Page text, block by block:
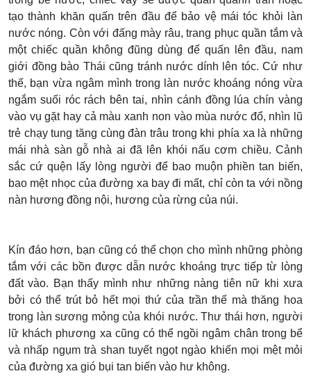
tạo thành khăn quấn trên đầu để bảo vệ mái tóc khỏi làn
nước nóng. Còn với đấng mày râu, trang phục quần tắm và
một chiếc quần không đũng dùng để quấn lên đầu, nam
giới đồng bào Thái cũng tránh nước dính lên tóc. Cứ như
thế, bạn vừa ngâm mình trong làn nước khoáng nóng vừa
ngắm suối róc rách bên tai, nhìn cánh đồng lúa chín vàng
vào vụ gặt hay cả màu xanh non vào mùa nước đổ, nhìn lũ
trẻ chạy tung tăng cùng đàn trâu trong khi phía xa là những
mái nhà sàn gỗ nhà ai đã lên khói nấu cơm chiều. Cảnh
sắc cứ quện lấy lòng người để bao muộn phiền tan biến,
bao mệt nhọc của đường xa bay đi mất, chỉ còn ta với nồng
nàn hương đồng nội, hương của rừng của núi.
Kín đáo hơn, bạn cũng có thể chọn cho mình những phòng
tắm với các bồn được dẫn nước khoáng trực tiếp từ lòng
đất vào. Bạn thấy mình như những nàng tiên nữ khi xưa
bởi có thể trút bỏ hết mọi thứ của trần thế mà thăng hoa
trong làn sương mỏng của khói nước. Thư thái hơn, người
lữ khách phương xa cũng có thể ngồi ngâm chân trong bể
và nhấp ngụm trà shan tuyết ngọt ngào khiến mọi mệt mỏi
của đường xa gió bụi tan biến vào hư không.